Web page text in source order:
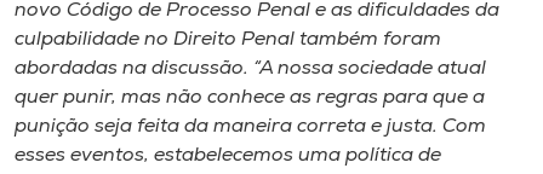
A+
A-
novo Código de Processo Penal e as dificuldades da
culpabilidade no Direito Penal também foram
abordadas na discussão. “A nossa sociedade atual
quer punir, mas não conhece as regras para que a
punição seja feita da maneira correta e justa. Com
esses eventos, estabelecemos uma política de